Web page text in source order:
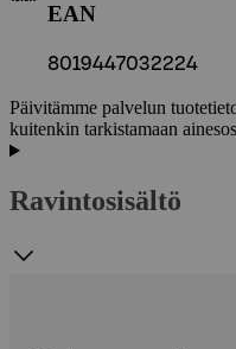
EAN
8019447032224
Päivitämme palvelun
kuitenkin tarkistamaan
Ravintosisältö